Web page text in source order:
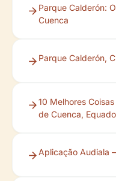
Parque Calderón:
Cuenca
Parque Calderón,
10 Melhores
de Cuenca,
Aplicação Audiala